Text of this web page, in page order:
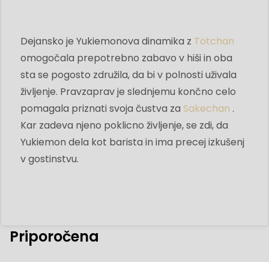
Dejansko je Yukiemonova dinamika z Totchan
omogočala prepotrebno zabavo v hiši in oba
sta se pogosto združila, da bi v polnosti uživala
življenje. Pravzaprav je slednjemu končno celo
pomagala priznati svoja čustva za Sakechan .
Kar zadeva njeno poklicno življenje, se zdi, da
Yukiemon dela kot barista in ima precej izkušenj
v gostinstvu.
Priporočena